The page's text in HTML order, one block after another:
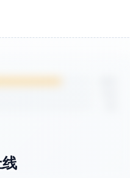
持$29.99入门价位与更优做